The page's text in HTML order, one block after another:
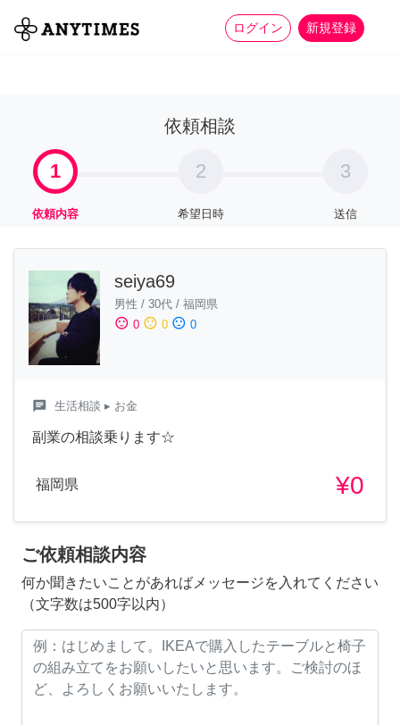
ログイン 新規登録
全て 家事 more_horiz
依頼相談
1
依頼内容
2
希望日時
3
送信
seiya69
男性 / 30代 / 福岡県
sentiment_satisfied 0 sentiment_neutral 0 sentiment_dissatisfied 0
chat 生活相談 ▸ お金
副業の相談乗ります☆
福岡県 ¥0
ご依頼相談内容
何か聞きたいことがあればメッセージを入れてください
（文字数は500字以内）